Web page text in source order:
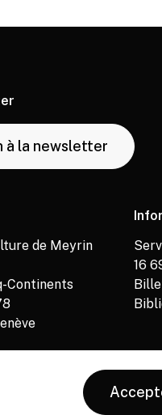
à la newsletter
de Meyrin
Continents
16